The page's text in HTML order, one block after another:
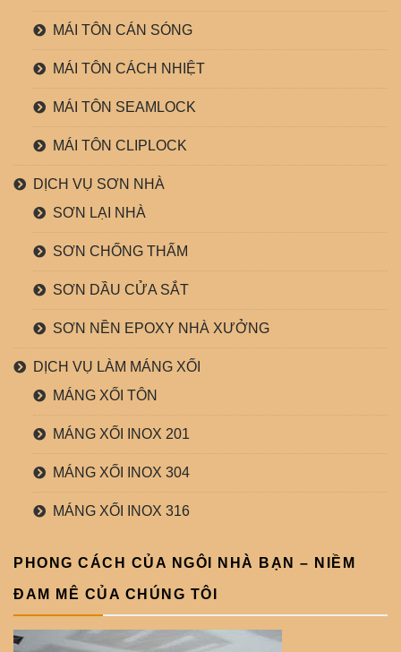
MÁI TÔN CÁN SÓNG
MÁI TÔN CÁCH NHIỆT
MÁI TÔN SEAMLOCK
MÁI TÔN CLIPLOCK
DỊCH VỤ SƠN NHÀ
SƠN LẠI NHÀ
SƠN CHỐNG THẤM
SƠN DẦU CỬA SẮT
SƠN NỀN EPOXY NHÀ XƯỞNG
DỊCH VỤ LÀM MÁNG XỐI
MÁNG XỐI TÔN
MÁNG XỐI INOX 201
MÁNG XỐI INOX 304
MÁNG XỐI INOX 316
PHONG CÁCH CỦA NGÔI NHÀ BẠN – NIỀM
ĐAM MÊ CỦA CHÚNG TÔI